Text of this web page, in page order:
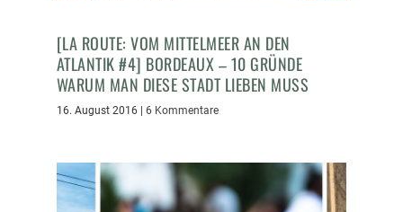
[LA ROUTE: VOM MITTELMEER AN DEN
ATLANTIK #4] BORDEAUX – 10 GRÜNDE
WARUM MAN DIESE STADT LIEBEN MUSS
16. August 2016 6 Kommentare